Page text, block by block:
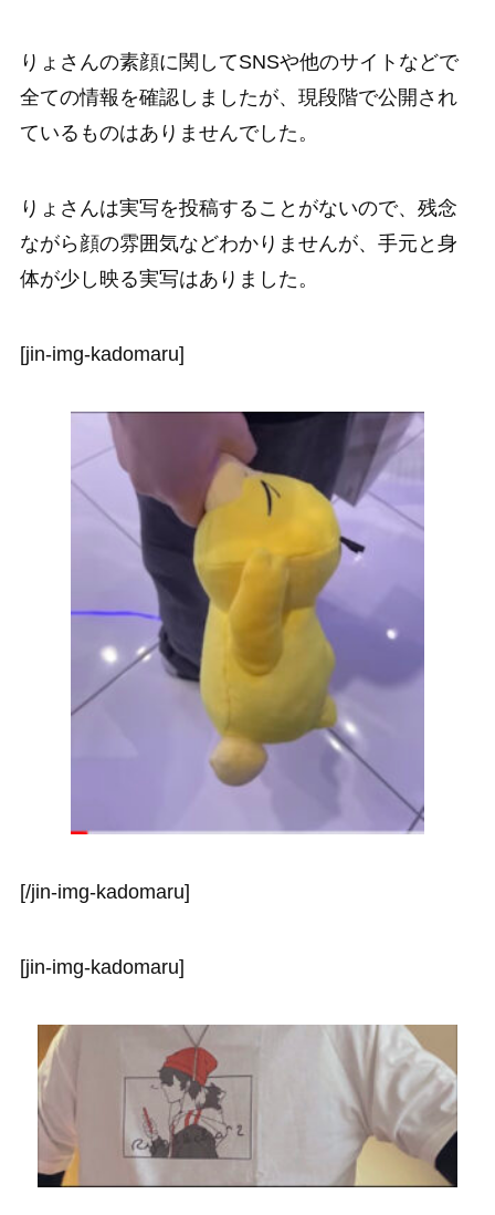
りょさんの素顔に関してSNSや他のサイトなどで
全ての情報を確認しましたが、現段階で公開され
ているものはありませんでした。
りょさんは実写を投稿することがないので、残念
ながら顔の雰囲気などわかりませんが、手元と身
体が少し映る実写はありました。
[jin-img-kadomaru]
[/jin-img-kadomaru]
[jin-img-kadomaru]